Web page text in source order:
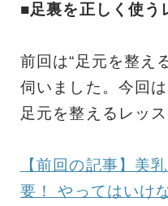
■足裏を正しく使う
前回は“足元を整え
伺いました。今回
足元を整えるレッ
【前回の記事】美
要！ やってはいけ